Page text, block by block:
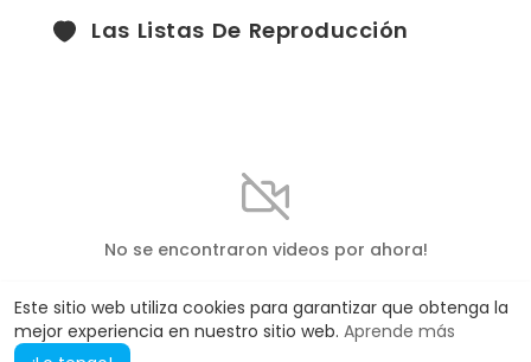
Este sitio web utiliza cookies para garantizar que obtenga la
mejor experiencia en nuestro sitio web. Aprende más
Las Listas De Reproducción
No se encontraron videos por ahora!